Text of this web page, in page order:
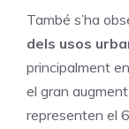
També s’ha
dels usos
principalment
el gran
representen el